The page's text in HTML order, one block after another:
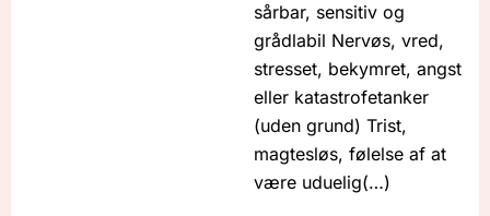
sårbar, sensitiv og
grådlabil Nervøs, vred,
stresset, bekymret, angst
eller katastrofetanker
(uden grund) Trist,
magtesløs, følelse af at
være uduelig